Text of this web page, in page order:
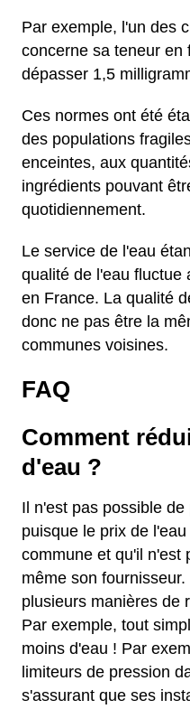
Par exemple, l'un des
concerne sa teneur en
dépasser 1,5
Ces normes ont été
des populations
enceintes, aux
ingrédients pouvant
quotidiennement.
Le service de l'eau
qualité de l'eau fluctue
en France. La qualité
donc ne pas être la
communes voisines.
FAQ
Comment
d'eau ?
Il n'est pas possible
puisque le prix de
commune et qu'il n'est
même son
plusieurs manières de
Par exemple, tout
moins d'eau ! Par
limiteurs de pression
s'assurant que ses